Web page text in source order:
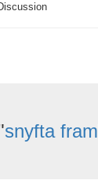
snyfta fram